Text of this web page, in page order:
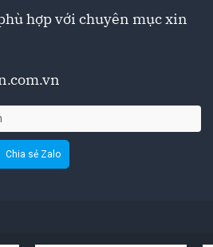
hợp với chuyên mục xin
Chia sẻ Zalo